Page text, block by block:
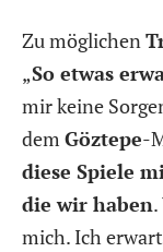
Zu möglichen
„So etwas
mir keine
dem Göztepe-
diese Spiele
die wir haben
mich. Ich